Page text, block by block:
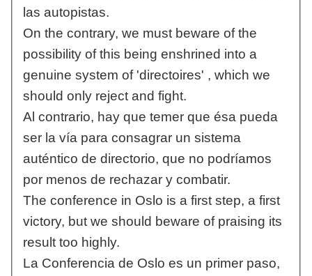
las autopistas.
On the contrary, we must beware of the
possibility of this being enshrined into a
genuine system of 'directoires' , which we
should only reject and fight.
Al contrario, hay que temer que ésa pueda
ser la vía para consagrar un sistema
auténtico de directorio, que no podríamos
por menos de rechazar y combatir.
The conference in Oslo is a first step, a first
victory, but we should beware of praising its
result too highly.
La Conferencia de Oslo es un primer paso,